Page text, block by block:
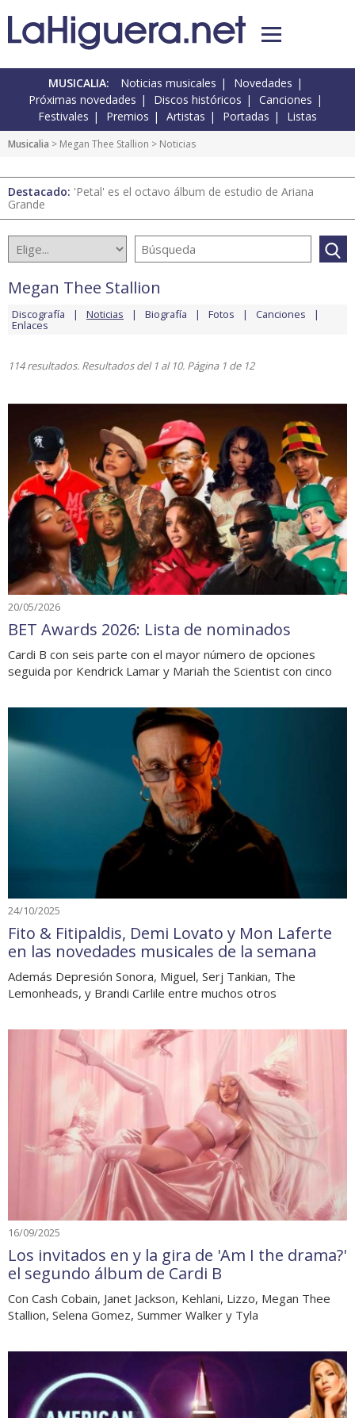
MUSICALIA: Noticias musicales
Novedades
Próximas novedades
Discos históricos
Canciones
Festivales
Premios Artistas Portadas Listas
Musicalia > Megan Thee Stallion > Noticias
Destacado: 'Petal' es el octavo álbum de estudio de Ariana
Grande
Megan Thee Stallion
Discografía Noticias Biografía Fotos Canciones
Enlaces
114 resultados. Resultados del 1 al 10. Página 1 de 12
20/05/2026
BET Awards 2026: Lista de nominados
Cardi B con seis parte con el mayor número de opciones
seguida por Kendrick Lamar y Mariah the Scientist con cinco
24/10/2025
Fito & Fitipaldis, Demi Lovato y Mon Laferte
en las novedades musicales de la semana
Además Depresión Sonora, Miguel, Serj Tankian, The
Lemonheads, y Brandi Carlile entre muchos otros
16/09/2025
Los invitados en y la gira de 'Am I the drama?'
el segundo álbum de Cardi B
Con Cash Cobain, Janet Jackson, Kehlani, Lizzo, Megan Thee
Stallion, Selena Gomez, Summer Walker y Tyla